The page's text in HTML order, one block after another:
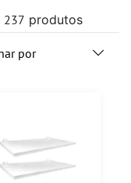
237 produtos
por